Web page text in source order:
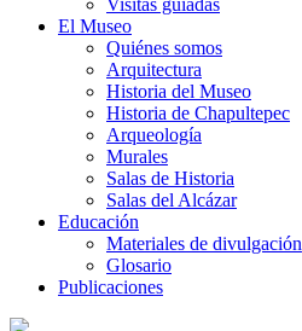
Visitas guiadas
El Museo
Quiénes somos
Arquitectura
Historia del Museo
Historia de Chapultepec
Arqueología
Murales
Salas de Historia
Salas del Alcázar
Educación
Materiales de divulgación
Glosario
Publicaciones